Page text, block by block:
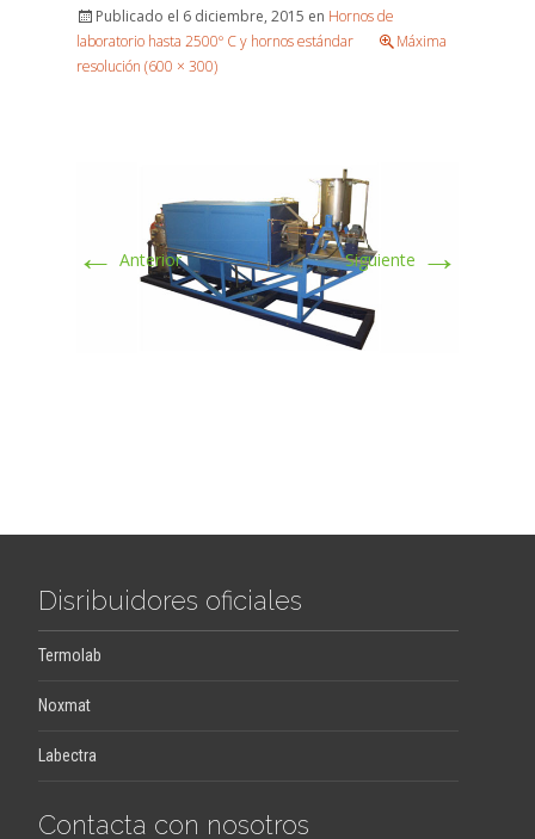
Publicado el 6 diciembre, 2015 en Hornos de
laboratorio hasta 2500º C y hornos estándar
Máxima
resolución (600 × 300)
← Anterior Siguiente →
Disribuidores oficiales
Termolab
Noxmat
Labectra
Contacta con nosotros